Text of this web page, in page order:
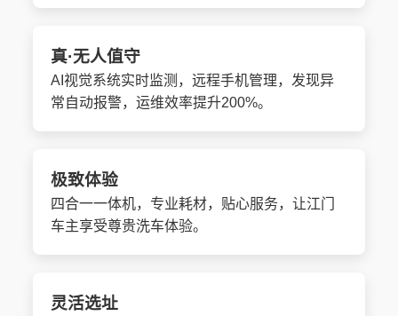
真·无人值守
AI视觉系统实时监测，远程手机管理，发现异
常自动报警，运维效率提升200%。
极致体验
四合一一体机，专业耗材，贴心服务，让江门
车主享受尊贵洗车体验。
灵活选址